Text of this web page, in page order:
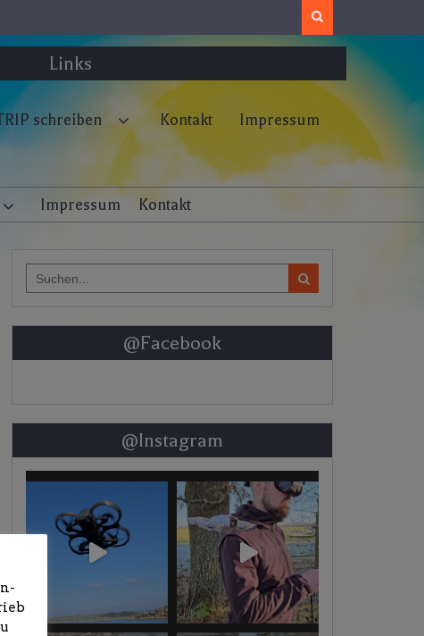
Links
schreiben Kontakt Impressum
Impressum Kontakt
for:
@Facebook
@Instagram